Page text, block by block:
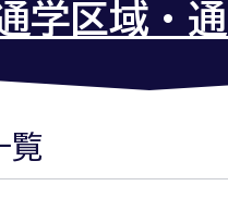
学区域・
覧